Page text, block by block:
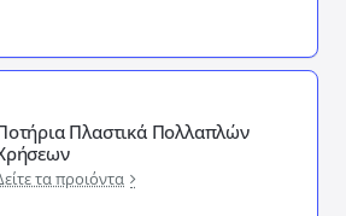
Πλαστικά Πολλαπλών
τα προιόντα